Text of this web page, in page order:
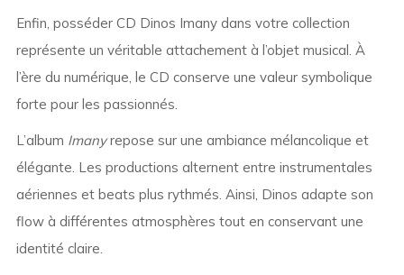
Enfin, posséder CD Dinos Imany dans votre collection
représente un véritable attachement à l’objet musical. À
l’ère du numérique, le CD conserve une valeur symbolique
forte pour les passionnés.
L’album Imanyrepose sur une ambiance mélancolique et
élégante. Les productions alternent entre instrumentales
aériennes et beats plus rythmés. Ainsi, Dinos adapte son
flow à différentes atmosphères tout en conservant une
identité claire.